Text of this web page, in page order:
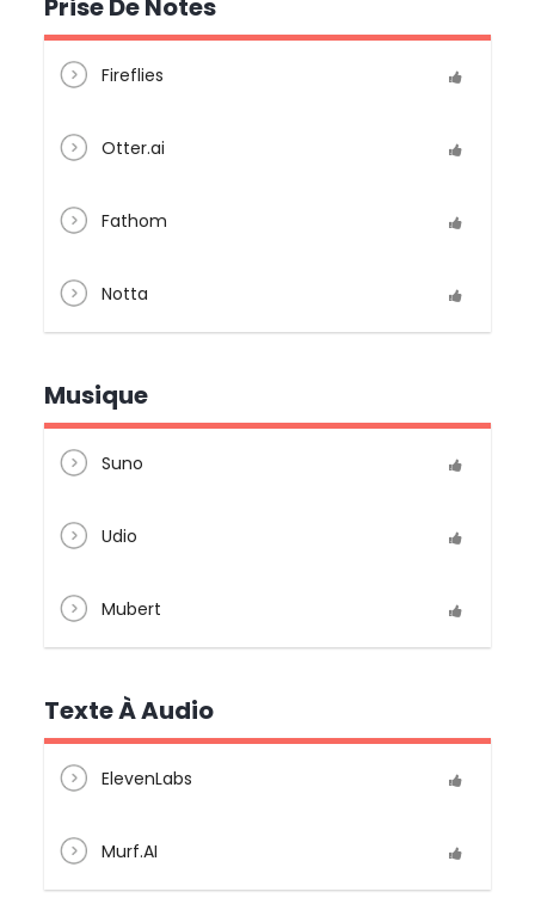
Prise De Notes
Fireflies
Otter.ai
Fathom
Notta
Musique
Suno
Udio
Mubert
Texte À Audio
ElevenLabs
Murf.AI